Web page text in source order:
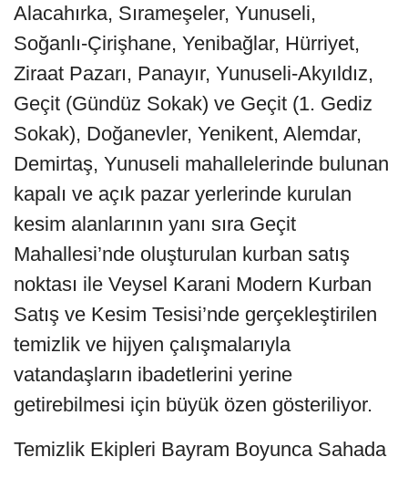
Alacahırka, Sırameşeler, Yunuseli,
Soğanlı-Çirişhane, Yenibağlar, Hürriyet,
Ziraat Pazarı, Panayır, Yunuseli-Akyıldız,
Geçit (Gündüz Sokak) ve Geçit (1. Gediz
Sokak), Doğanevler, Yenikent, Alemdar,
Demirtaş, Yunuseli mahallelerinde bulunan
kapalı ve açık pazar yerlerinde kurulan
kesim alanlarının yanı sıra Geçit
Mahallesi’nde oluşturulan kurban satış
noktası ile Veysel Karani Modern Kurban
Satış ve Kesim Tesisi’nde gerçekleştirilen
temizlik ve hijyen çalışmalarıyla
vatandaşların ibadetlerini yerine
getirebilmesi için büyük özen gösteriliyor.
Temizlik Ekipleri Bayram Boyunca Sahada